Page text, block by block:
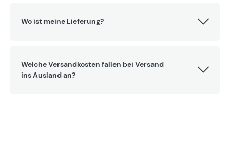
Wo ist meine Lieferung?
Welche Versandkosten fallen bei Versand
ins Ausland an?